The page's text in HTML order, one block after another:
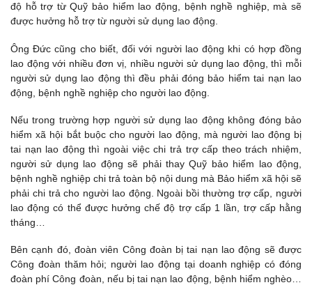
độ hỗ trợ từ Quỹ bảo hiểm lao động, bệnh nghề nghiệp, mà sẽ
được hưởng hỗ trợ từ người sử dụng lao động.
Ông Đức cũng cho biết, đối với người lao động khi có hợp đồng
lao động với nhiều đơn vị, nhiều người sử dụng lao động, thì mỗi
người sử dụng lao động thì đều phải đóng bảo hiểm tai nạn lao
động, bệnh nghề nghiệp cho người lao động.
Nếu trong trường hợp người sử dụng lao động không đóng bảo
hiểm xã hội bắt buộc cho người lao động, mà người lao động bị
tai nạn lao động thì ngoài việc chi trả trợ cấp theo trách nhiệm,
người sử dụng lao động sẽ phải thay Quỹ bảo hiểm lao động,
bệnh nghề nghiệp chi trả toàn bộ nội dung mà Bảo hiểm xã hội sẽ
phải chi trả cho người lao động. Ngoài bồi thường trợ cấp, người
lao động có thể được hưởng chế độ trợ cấp 1 lần, trợ cấp hằng
tháng…
Bên cạnh đó, đoàn viên Công đoàn bị tai nạn lao động sẽ được
Công đoàn thăm hỏi; người lao động tại doanh nghiệp có đóng
đoàn phí Công đoàn, nếu bị tai nạn lao động, bệnh hiểm nghèo…